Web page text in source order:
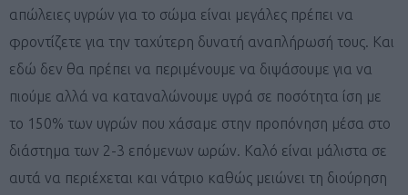
απώλειες υγρών για το σώμα είναι μεγάλες πρέπει να
φροντίζετε για την ταχύτερη δυνατή αναπλήρωσή τους. Και
εδώ δεν θα πρέπει να περιμένουμε να διψάσουμε για να
πιούμε αλλά να καταναλώνουμε υγρά σε ποσότητα ίση με
το 150% των υγρών που χάσαμε στην προπόνηση μέσα στο
διάστημα των 2-3 επόμενων ωρών. Καλό είναι μάλιστα σε
αυτά να περιέχεται και νάτριο καθώς μειώνει τη διούρηση